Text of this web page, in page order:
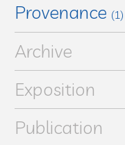
Provenance (1)
Collection particulière
Archive
Exposition
Publication